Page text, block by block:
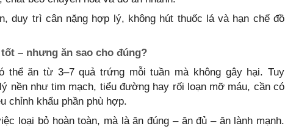
duy trì cân nặng hợp lý, không hút thuốc lá và hạn chế đồ
– nhưng ăn sao cho đúng?
thể ăn từ 3–7 quả trứng mỗi tuần mà không gây hại. Tuy
nền như tim mạch, tiểu đường hay rối loạn mỡ máu, cần có
chỉnh khẩu phần phù hợp.
loại bỏ hoàn toàn, mà là ăn đúng – ăn đủ – ăn lành mạnh.